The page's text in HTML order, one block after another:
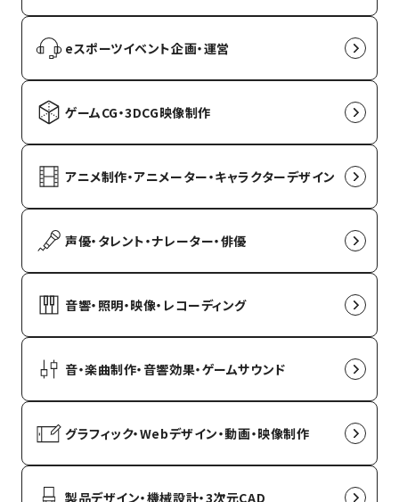
eスポーツイベント企画・運営
ゲームCG・3DCG映像制作
アニメ制作・アニメーター・キャラクターデザイン
声優・タレント・ナレーター・俳優
音響・照明・映像・レコーディング
音・楽曲制作・音響効果・ゲームサウンド
グラフィック・Webデザイン・動画・映像制作
製品デザイン・機械設計・3次元CAD